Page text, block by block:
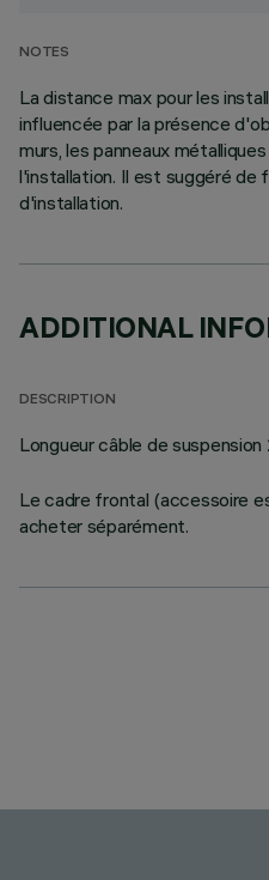
NOTES
La distance max pour les
influencée par la présence
murs, les panneaux
l'installation. Il est suggéré de
d'installation.
ADDITIONAL
DESCRIPTION
Longueur câble de
Le cadre frontal (accessoire
acheter séparément.